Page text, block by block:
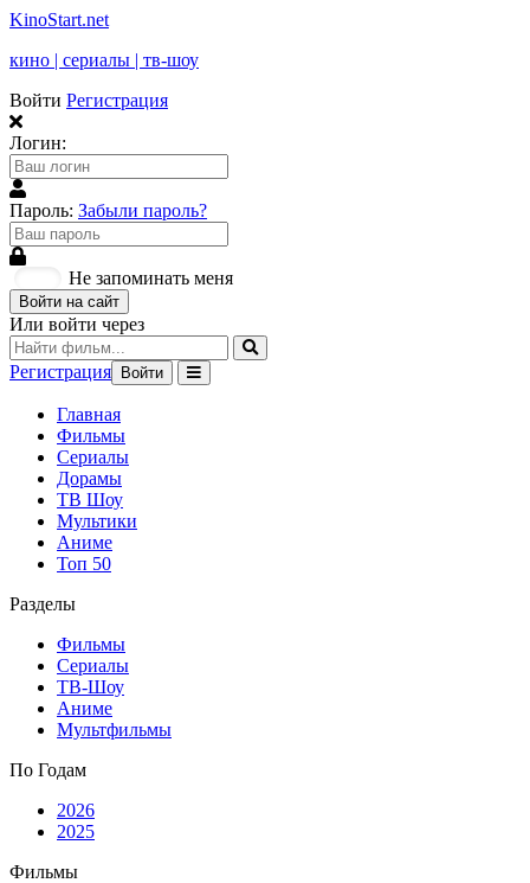
KinoStart.net
кино | сериалы | тв-шоу
Войти Регистрация
Логин:
Пароль: Забыли пароль?
Не запоминать меня
Войти на сайт
Или войти через
Регистрация Войти
Главная
Фильмы
Сериалы
Дорамы
ТВ Шоу
Мультики
Аниме
Топ 50
Разделы
Фильмы
Сериалы
ТВ-Шоу
Аниме
Мультфильмы
По Годам
2026
2025
Фильмы